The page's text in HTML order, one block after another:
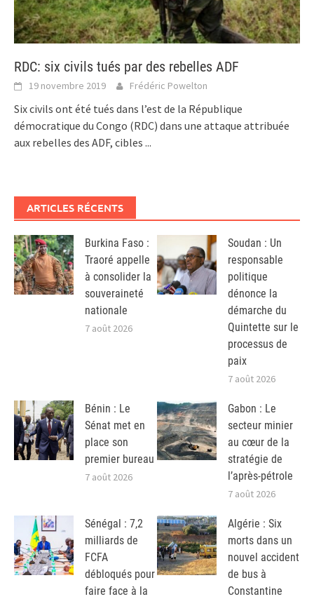
RDC: six civils tués par des rebelles ADF
19 novembre 2019 Frédéric Powelton
Six civils ont été tués dans l’est de la République
démocratique du Congo (RDC) dans une attaque attribuée
aux rebelles des ADF, cibles ...
ARTICLES RÉCENTS
Burkina Faso :
Traoré appelle
à consolider la
souveraineté
nationale
7 août 2026
Soudan : Un
responsable
politique
dénonce la
démarche du
Quintette sur le
processus de
paix
7 août 2026
Bénin : Le
Sénat met en
place son
premier bureau
7 août 2026
Gabon : Le
secteur minier
au cœur de la
stratégie de
l’après-pétrole
7 août 2026
Sénégal : 7,2
milliards de
FCFA
débloqués pour
faire face à la
Algérie : Six
morts dans un
nouvel accident
de bus à
Constantine